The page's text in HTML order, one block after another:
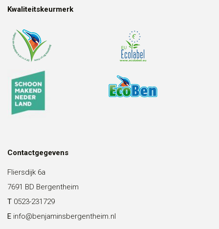
Kwaliteitskeurmerk
Contactgegevens
Fliersdijk 6a
7691 BD Bergentheim
T 0523-231729
E info@benjaminsbergentheim.nl